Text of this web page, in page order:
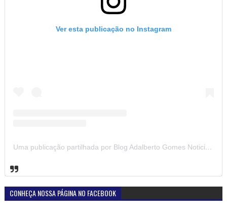
Ver esta publicação no Instagram
Uma publicação partilhada por Blog Adalberto Gomes Noticias (@blogadalbertogomesnoticiass)
CONHEÇA NOSSA PÁGINA NO FACEBOOK